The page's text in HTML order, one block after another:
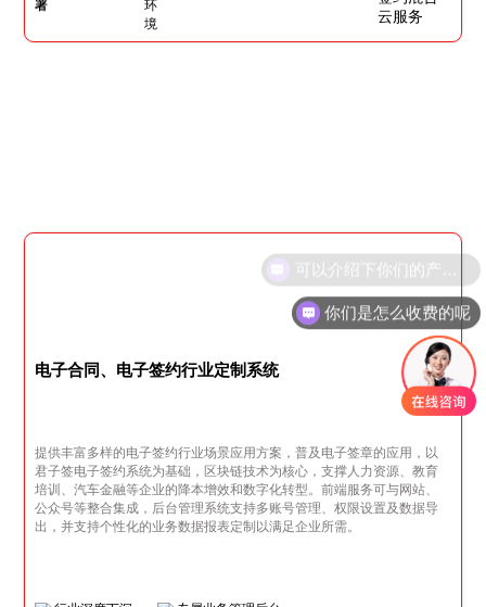
电子合同、电子签约行业定制系统
提供丰富多样的电子签约行业场景应用方案，普及电子签章的应用，以
君子签电子签约系统为基础，区块链技术为核心，支撑人力资源、教育
培训、汽车金融等企业的降本增效和数字化转型。前端服务可与网站、
公众号等整合集成，后台管理系统支持多账号管理、权限设置及数据导
出，并支持个性化的业务数据报表定制以满足企业所需。
你们是怎么收费的呢